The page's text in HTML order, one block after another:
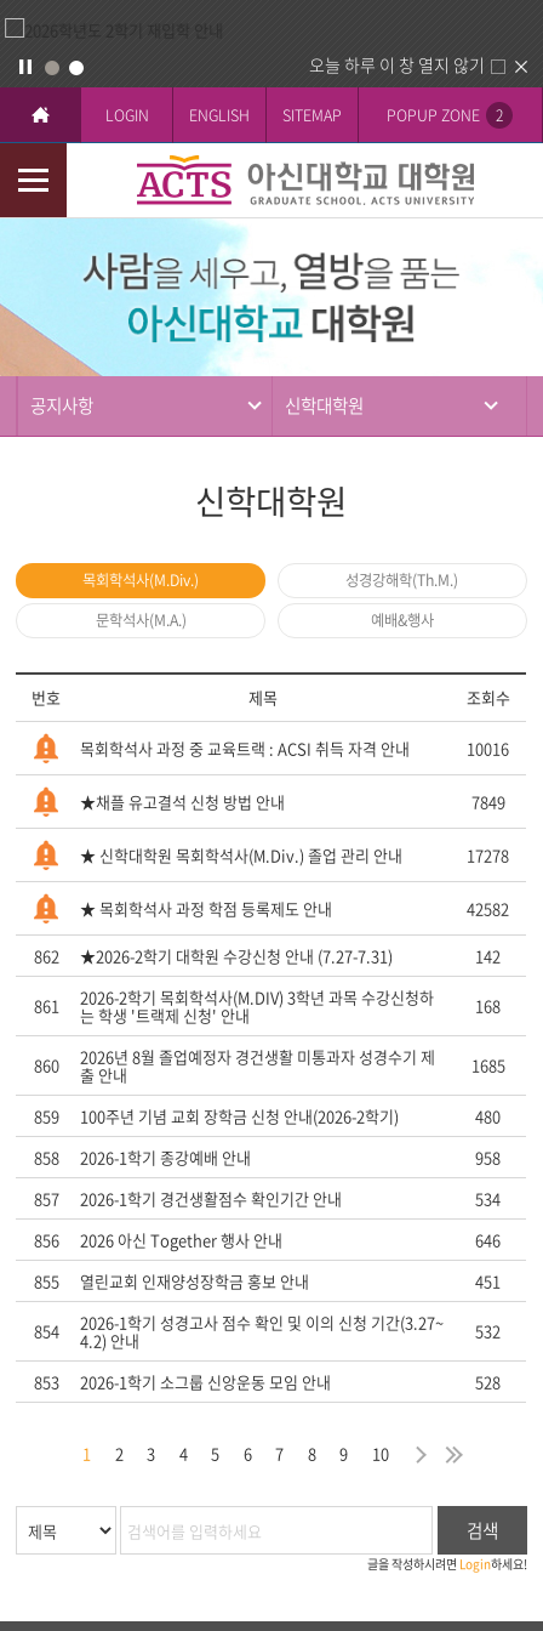
오늘 하루 이 창 열지 않기
LOGIN ENGLISH SITEMAP POPUP ZONE 2
모
바
티
공지사항 신학대학원
신학대학원
목회학석사(M.Div.)
성경강해학(Th.M.)
문학석사(M.A.)
예배&행사
번호 제목 조회수
목회학석사 과정 중 교육트랙 : ACSI 취득 자격 안내 10016
★채플 유고결석 신청 방법 안내 7849
★ 신학대학원 목회학석사(M.Div.) 졸업 관리 안내 17278
★ 목회학석사 과정 학점 등록제도 안내 42582
862 ★2026-2학기 대학원 수강신청 안내 (7.27-7.31) 142
861 2026-2학기 목회학석사(M.DIV) 3학년 과목 수강신청하
는 학생 '트랙제 신청' 안내 168
860 2026년 8월 졸업예정자 경건생활 미통과자 성경수기 제
출 안내 1685
859 100주년 기념 교회 장학금 신청 안내(2026-2학기)
480
858
2026-1학기 종강예배 안내
958
857
2026-1학기 경건생활점수 확인기간 안내
534
856
2026 아신 Together 행사 안내
646
855
열린교회 인재양성장학금 홍보 안내 451
854 2026-1학기 성경고사 점수 확인 및 이의 신청 기간(3.27~
4.2) 안내 532
853 2026-1학기 소그룹 신앙운동 모임 안내 528
1 2 3 4 5 6 7 8 9 10 다 마
검색
글을 작성하시려면 Login하세요!